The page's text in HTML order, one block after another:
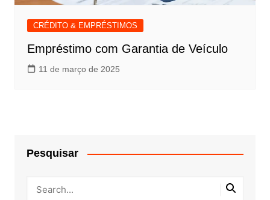
CRÉDITO & EMPRÉSTIMOS
Empréstimo com Garantia de Veículo
11 de março de 2025
Pesquisar